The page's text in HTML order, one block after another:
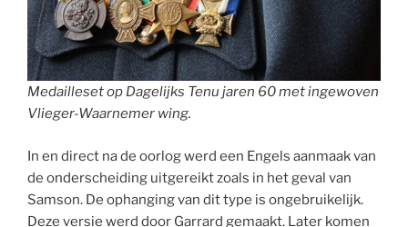
Medailleset op Dagelijks Tenu jaren 60 met ingewoven
Vlieger-Waarnemer wing.
In en direct na de oorlog werd een Engels aanmaak van
de onderscheiding uitgereikt zoals in het geval van
Samson. De ophanging van dit type is ongebruikelijk.
Deze versie werd door Garrard gemaakt. Later komen